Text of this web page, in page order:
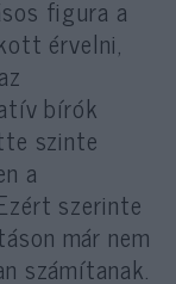
figura a
érvelni,
bírók
szinte
a
szerinte
már nem
számítanak.